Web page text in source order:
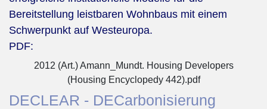
Bereitstellung leistbaren Wohnbaus mit einem
Schwerpunkt auf Westeuropa.
PDF:
2012 (Art.) Amann_Mundt. Housing Developers
(Housing Encyclopedy 442).pdf
DECLEAR - DECarbonisierung